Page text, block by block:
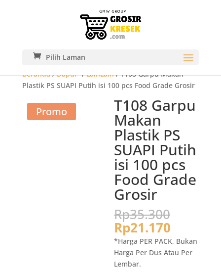
Pilih Laman
Beranda/Dapur-/LainLain/ T108 Garpu Makan
Plastik PS SUAPI Putih isi 100 pcs Food Grade Grosir
Promo T108 Garpu
Makan
Plastik PS
SUAPI Putih
isi 100 pcs
Food Grade
Grosir
Rp35.300
adalah:
Rp21.170
saat
ini
adalah:
*Harga PER PACK, Bukan
Harga Per Dus Atau Per
Lembar.